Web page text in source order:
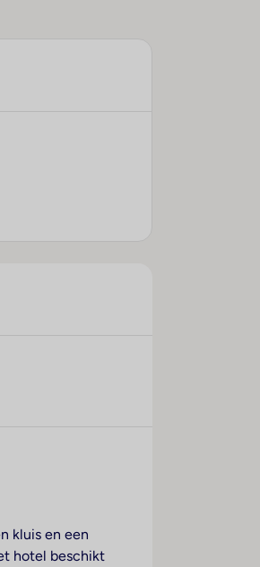
kluis en een
hotel beschikt